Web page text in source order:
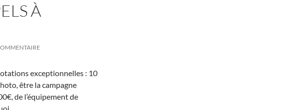
À
exceptionnelles : 10
être la campagne
de l’équipement de